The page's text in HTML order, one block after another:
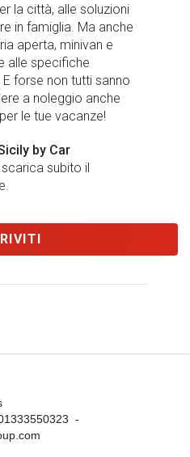
la città, alle soluzioni
in famiglia. Ma anche
aperta, minivan e
alle specifiche
forse non tutti sanno
a noleggio anche
le tue vacanze!
by Car
scarica subito il
-